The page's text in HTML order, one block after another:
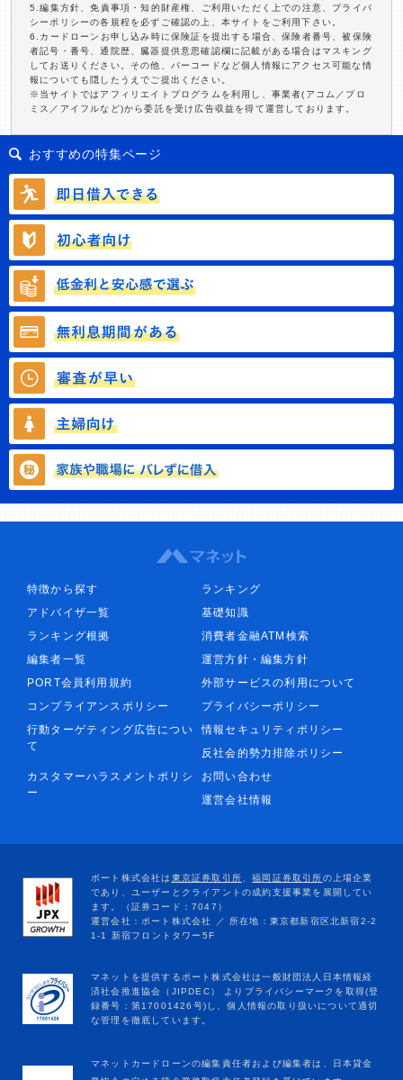
5.編集方針、免責事項・知的財産権、ご利用いただく上での注意、プライバ
シーポリシーの各規程を必ずご確認の上、本サイトをご利用下さい。
6.カードローンお申し込み時に保険証を提出する場合、保険者番号、被保険
者記号・番号、通院歴、臓器提供意思確認欄に記載がある場合はマスキング
してお送りください。その他、バーコードなど個人情報にアクセス可能な情
報についても隠したうえでご提出ください。
※当サイトではアフィリエイトプログラムを利用し、事業者(アコム／プロ
ミス／アイフルなど)から委託を受け広告収益を得て運営しております。
おすすめの特集ページ
特徴から探す
ランキング
アドバイザ一覧
基礎知識
ランキング根拠
消費者金融ATM検索
編集者一覧
運営方針・編集方針
PORT会員利用規約
外部サービスの利用について
コンプライアンスポリシー
プライバシーポリシー
行動ターゲティング広告につい
て
情報セキュリティポリシー
反社会的勢力排除ポリシー
カスタマーハラスメントポリシ
ー
お問い合わせ
運営会社情報
マネットカードローンの編集責任者および編集者は、日本貸金